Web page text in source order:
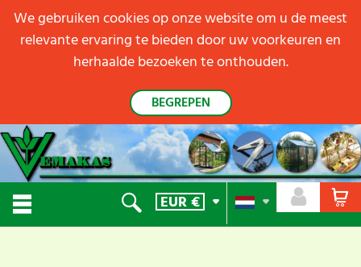
EUR€
We gebruiken cookies op onze website om u de meest
relevante ervaring te bieden door uw voorkeuren en
herhaalde bezoeken te onthouden.
BEGREPEN